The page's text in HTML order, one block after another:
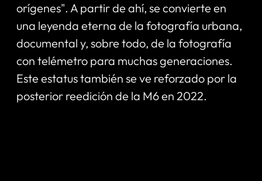
orígenes". A partir de ahí, se convierte en
una leyenda eterna de la fotografía urbana,
documental y, sobre todo, de la fotografía
con telémetro para muchas generaciones.
Este estatus también se ve reforzado por la
posterior reedición de la M6 en 2022.